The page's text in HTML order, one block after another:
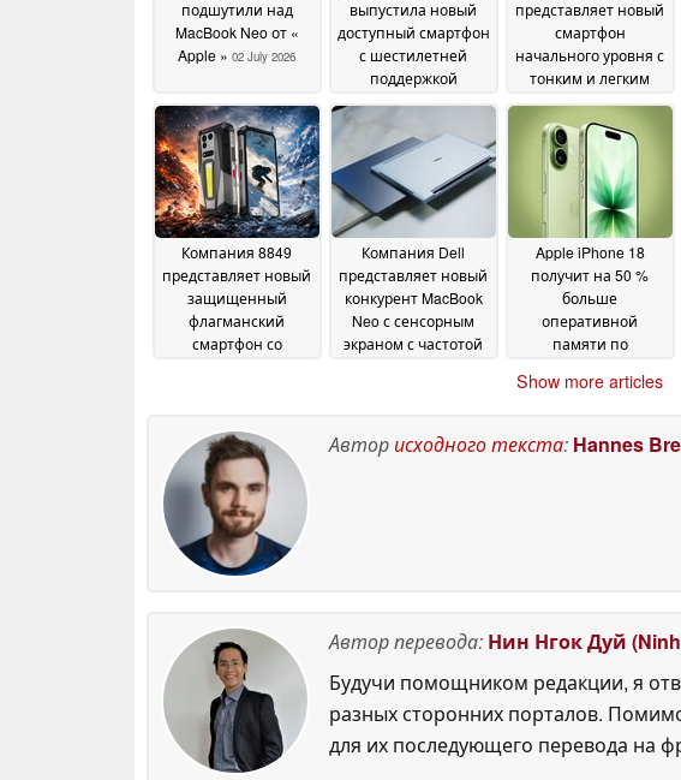
подшутили над
MacBook Neo от «
Apple » 02 July 2026
выпустила новый
доступный смартфон
с шестилетней
поддержкой
программного
обеспечения
26 June
представляет новый
смартфон
начального уровня с
тонким и легким
24 June 2026
Компания 8849
представляет новый
защищенный
флагманский
смартфон со
June 2026
Компания Dell
представляет новый
конкурент MacBook
Neo с сенсорным
экраном с частотой
Apple iPhone 18
получит на 50 %
больше
оперативной
памяти по
16 June 2026
Show more articles
Авторисходного текста: Hannes
Автор перевода: Нин Нгок Дуй
Будучи помощником редакции, я
разных сторонних порталов.
для их последующего перевода на